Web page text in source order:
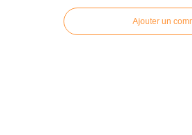
Ajouter un